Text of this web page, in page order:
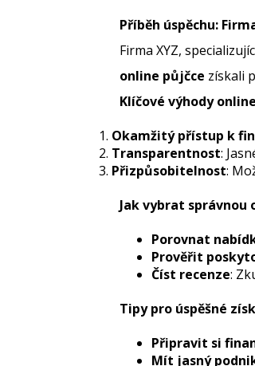
Příběh úspěchu:
Firma XYZ,
online půjčce získali
Klíčové výhody
Okamžitý přístup k
Transparentnost:
Přizpůsobitelnost:
Jak vybrat správnou
Porovnat
Prověřit
Číst recenze:
Tipy pro úspěšné
Připravit si
Mít jasný